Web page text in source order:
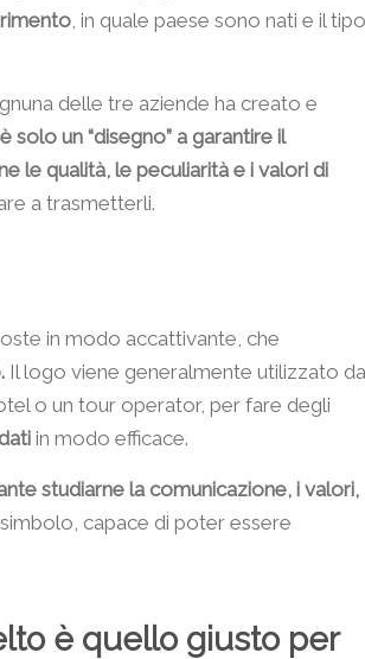
, in quale paese sono nati e il tipo
delle tre aziende ha creato e
solo un “disegno” a garantire il
le qualità, le peculiarità e i valori di
a trasmetterli.
in modo accattivante, che
Il logo viene generalmente utilizzato da
o un tour operator, per fare degli
in modo efficace.
studiarne la comunicazione, i valori,
capace di poter essere
è quello giusto per